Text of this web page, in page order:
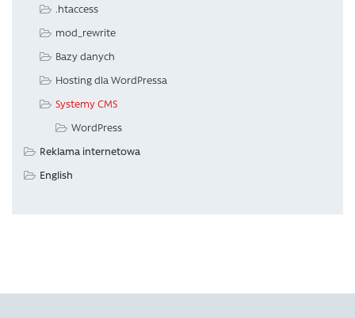
.htaccess
mod_rewrite
Bazy danych
Hosting dla WordPressa
Systemy CMS
WordPress
Reklama internetowa
English